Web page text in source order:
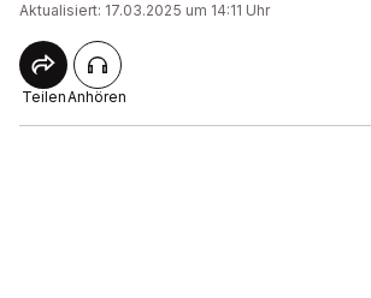
Aktualisiert: 17.03.2025 um 14:11 Uhr
TeilenAnhören